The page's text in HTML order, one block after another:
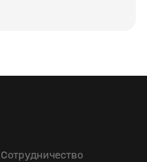
Сотрудничество